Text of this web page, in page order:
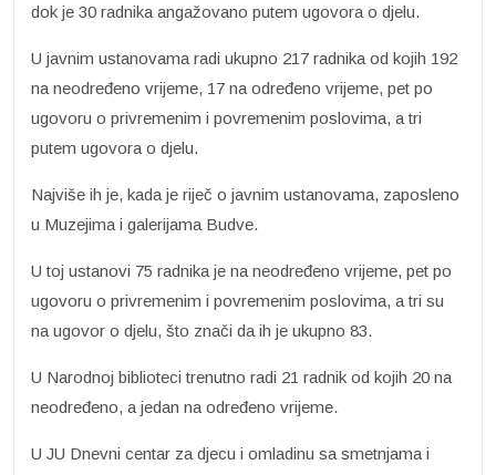
dok je 30 radnika angažovano putem ugovora o djelu.
U javnim ustanovama radi ukupno 217 radnika od kojih 192
na neodređeno vrijeme, 17 na određeno vrijeme, pet po
ugovoru o privremenim i povremenim poslovima, a tri
putem ugovora o djelu.
Najviše ih je, kada je riječ o javnim ustanovama, zaposleno
u Muzejima i galerijama Budve.
U toj ustanovi 75 radnika je na neodređeno vrijeme, pet po
ugovoru o privremenim i povremenim poslovima, a tri su
na ugovor o djelu, što znači da ih je ukupno 83.
U Narodnoj biblioteci trenutno radi 21 radnik od kojih 20 na
neodređeno, a jedan na određeno vrijeme.
U JU Dnevni centar za djecu i omladinu sa smetnjama i